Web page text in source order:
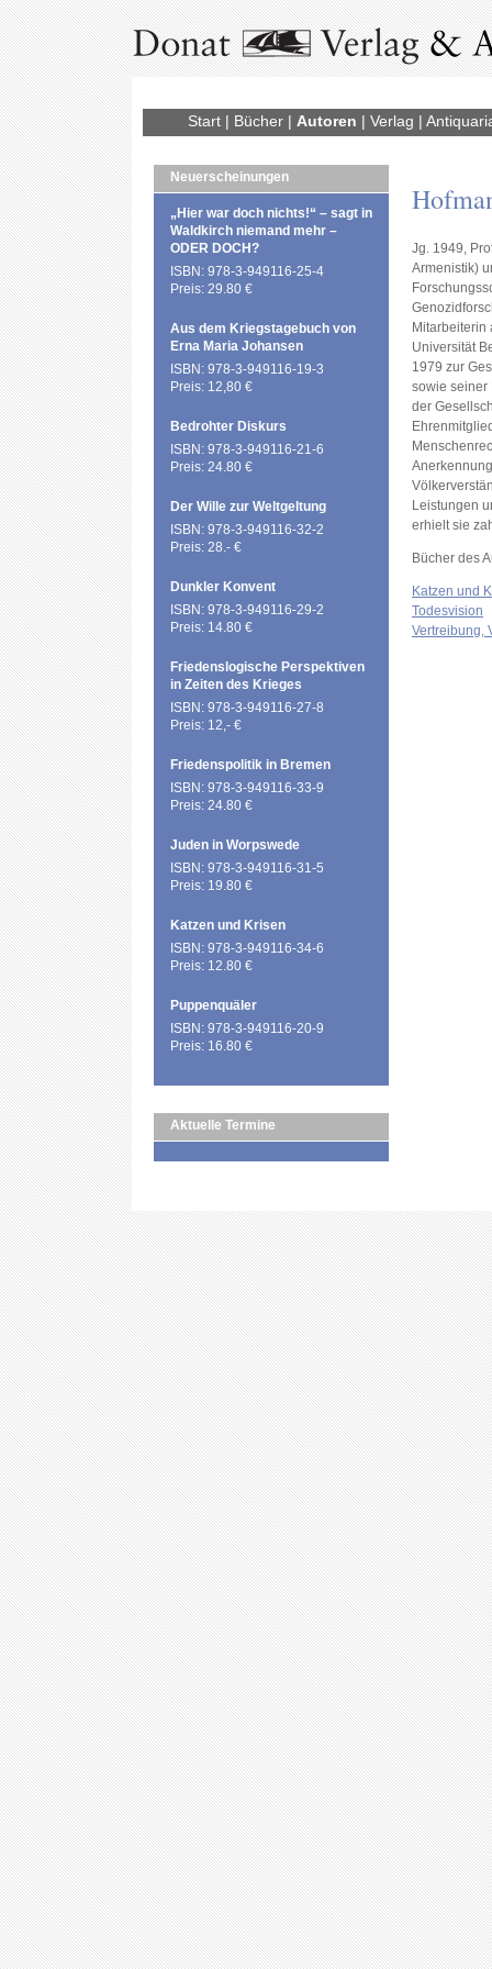
Start| Bücher| Autoren | Verlag |
Neuerscheinungen
„Hier war doch nichts!“ – sagt in
Waldkirch niemand mehr –
ODER DOCH?
ISBN: 978-3-949116-25-4
Preis: 29.80 €
Aus dem Kriegstagebuch von
Erna Maria Johansen
ISBN: 978-3-949116-19-3
Preis: 12,80 €
Bedrohter Diskurs
ISBN: 978-3-949116-21-6
Preis: 24.80 €
Der Wille zur Weltgeltung
ISBN: 978-3-949116-32-2
Preis: 28.- €
Dunkler Konvent
ISBN: 978-3-949116-29-2
Preis: 14.80 €
Friedenslogische Perspektiven
in Zeiten des Krieges
ISBN: 978-3-949116-27-8
Preis: 12,- €
Friedenspolitik in Bremen
ISBN: 978-3-949116-33-9
Preis: 24.80 €
Juden in Worpswede
ISBN: 978-3-949116-31-5
Preis: 19.80 €
Katzen und Krisen
ISBN: 978-3-949116-34-6
Preis: 12.80 €
Puppenquäler
ISBN: 978-3-949116-20-9
Preis: 16.80 €
Aktuelle Termine
Jg. 1949,
Armenistik)
Mitarbeiterin
Universität
1979 zur
sowie seiner
der
Leistungen
erhielt sie
Bücher des
Katzen und
Todesvision
Vertreibung,